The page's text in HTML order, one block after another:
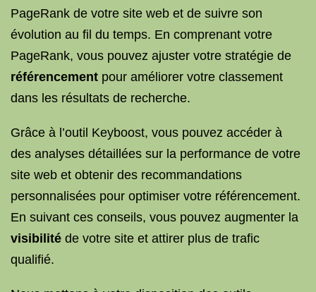
PageRank de votre site web et de suivre son
évolution au fil du temps. En comprenant votre
PageRank, vous pouvez ajuster votre stratégie de
référencement pour améliorer votre classement
dans les résultats de recherche.
Grâce à l’outil Keyboost, vous pouvez accéder à
des analyses détaillées sur la performance de votre
site web et obtenir des recommandations
personnalisées pour optimiser votre référencement.
En suivant ces conseils, vous pouvez augmenter la
visibilité de votre site et attirer plus de trafic
qualifié.